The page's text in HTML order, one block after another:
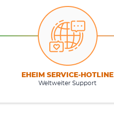
EHEIM SERVICE-HOTLINE
Weltweiter Support